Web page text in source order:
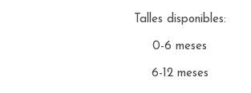
Talles disponibles:
0-6 meses
6-12 meses